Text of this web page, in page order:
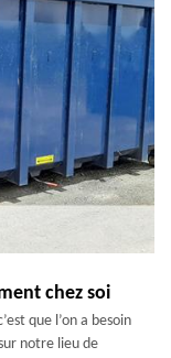
chez soi
que l’on a besoin
notre lieu de